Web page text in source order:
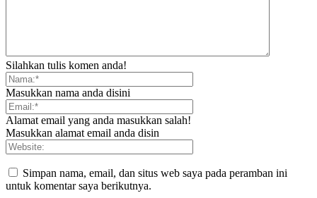
Silahkan tulis komen anda!
Masukkan nama anda disini
Alamat email yang anda masukkan salah!
Masukkan alamat email anda disin
Simpan nama, email, dan situs web saya pada peramban ini
untuk komentar saya berikutnya.